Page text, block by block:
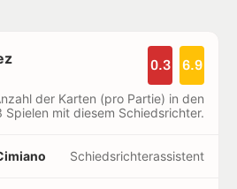
0.3 6.9
der Karten (pro Partie) in den
Spielen mit diesem Schiedsrichter.
Schiedsrichterassistent